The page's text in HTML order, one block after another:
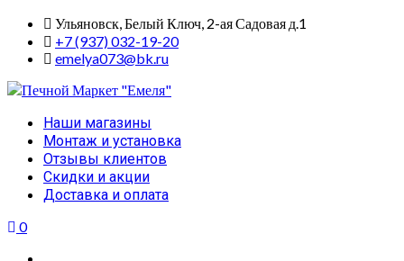
Skip
content
Ульяновск, Белый Ключ, 2-ая Садовая д.1
+7 (937) 032-19-20
emelya073@bk.ru
Primary
Menu
Наши магазины
Монтаж и установка
Отзывы клиентов
Скидки и акции
Доставка и оплата
0